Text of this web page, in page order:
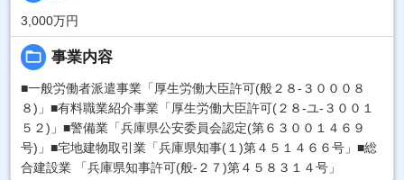
3,000万円
folder_open 事業内容
■一般労働者派遣事業「厚生労働大臣許可(般２８-３０００８
８)」■有料職業紹介事業「厚生労働大臣許可(２８-ユ-３００１
５２)」■警備業「兵庫県公安委員会認定(第６３００１４６９
号)」■宅地建物取引業「兵庫県知事(１)第４５１４６６号」■総
合建設業 「兵庫県知事許可(般-２７)第４５８３１４号」